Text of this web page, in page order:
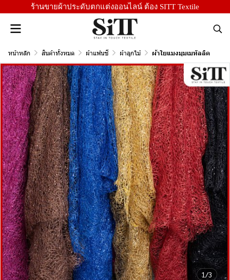
ร้านขายผ้าประดับตกแต่งออนไลน์ ต้อง SITT Textile
หน้าหลัก สินค้าทั้งหมด ผ้าแฟนซี ผ้าลูกไม้ ผ้าใยแมงมุมเมทัลลิค
1/3